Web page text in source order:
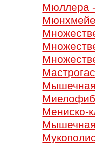
Мюллера
Мышечная
Мениско-